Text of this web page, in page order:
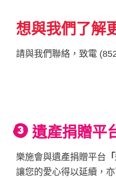
想與我們了解
請與我們聯絡，致電
遺產捐贈平
樂施會與遺產捐贈平台
讓您的愛心得以延續，